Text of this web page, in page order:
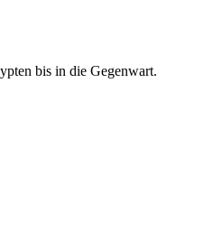
bis in die Gegenwart.